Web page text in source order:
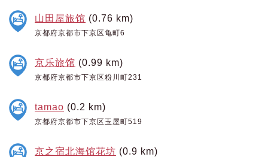
山田屋旅馆 (0.76 km)
京都府京都市下京区龟町6
京乐旅馆 (0.99 km)
京都府京都市下京区粉川町231
tamao (0.2 km)
京都府京都市下京区玉屋町519
京之宿北海馆花坊 (0.9 km)